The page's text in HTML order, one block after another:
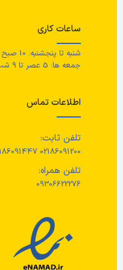
قابل استفاده در مایکروویو/ قابل
شستشو در ماشین ظرفشویی.
ساعات کاری
شنبه تا پنجشنبه: 10 صبح تا 9 شب
جمعه ها: 5 عصر تا 9 شب
اطلاعات تماس
تلفن ثابت:
02186091200 02186091447
تلفن همراه:
09306622276